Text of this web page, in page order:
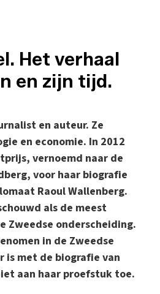
Het verhaal
en zijn tijd.
en auteur. Ze
en economie. In 2012
vernoemd naar de
voor haar biografie
Raoul Wallenberg.
als de meest
Zweedse onderscheiding.
in de Zweedse
is met de biografie van
aan haar proefstuk toe.